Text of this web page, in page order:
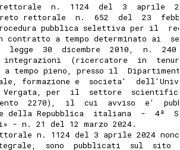
n.  1124  del  3  aprile
rettorale  n.  652  del  23
pubblica selettiva per il
contratto a tempo determinato ai
legge  30  dicembre  2010,  n.  240
integrazioni  (ricercatore  in
a tempo pieno, presso il
formazione e  societa'
Vergata, per  il  settore
2270),  il  cui  avviso  e'
della Repubblica  italiana  -  4ª
- n. 21 del 12 marzo 2024.
n. 1124 del 3 aprile 2024
sono  pubblicati  sul  sito